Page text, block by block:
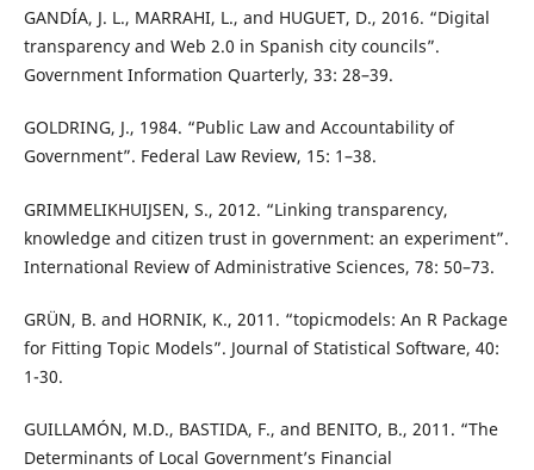
GANDÍA, J. L., MARRAHI, L., and HUGUET, D., 2016. “Digital
transparency and Web 2.0 in Spanish city councils”.
Government Information Quarterly, 33: 28–39.
GOLDRING, J., 1984. “Public Law and Accountability of
Government”. Federal Law Review, 15: 1–38.
GRIMMELIKHUIJSEN, S., 2012. “Linking transparency,
knowledge and citizen trust in government: an experiment”.
International Review of Administrative Sciences, 78: 50–73.
GRÜN, B. and HORNIK, K., 2011. “topicmodels: An R Package
for Fitting Topic Models”. Journal of Statistical Software, 40:
1-30.
GUILLAMÓN, M.D., BASTIDA, F., and BENITO, B., 2011. “The
Determinants of Local Government’s Financial